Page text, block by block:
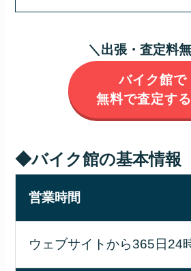
＼出張・査定料
バイク館で
無料で査定す
◆バイク館の基本情報
営業時間
ウェブサイトから365日24